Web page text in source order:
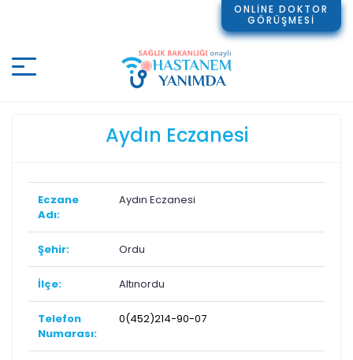
Aydın Eczanesi
Eczane
Adı:
Aydın Eczanesi
Şehir: Ordu
İlçe: Altınordu
Telefon
Numarası:
0(452)214-90-07
ONLİNE DOKTOR
GÖRÜŞMESİ